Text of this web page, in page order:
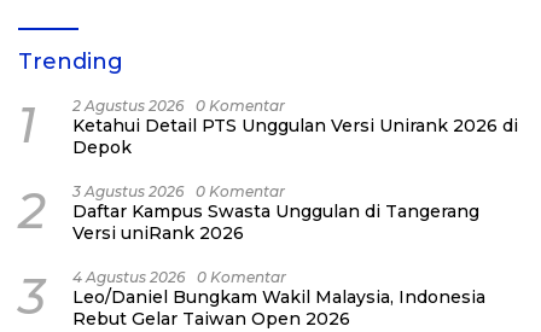
Trending
1 2 Agustus 2026 0 Komentar
Ketahui Detail PTS Unggulan Versi Unirank 2026 di
Depok
2 3 Agustus 2026 0 Komentar
Daftar Kampus Swasta Unggulan di Tangerang
Versi uniRank 2026
3 4 Agustus 2026 0 Komentar
Leo/Daniel Bungkam Wakil Malaysia, Indonesia
Rebut Gelar Taiwan Open 2026